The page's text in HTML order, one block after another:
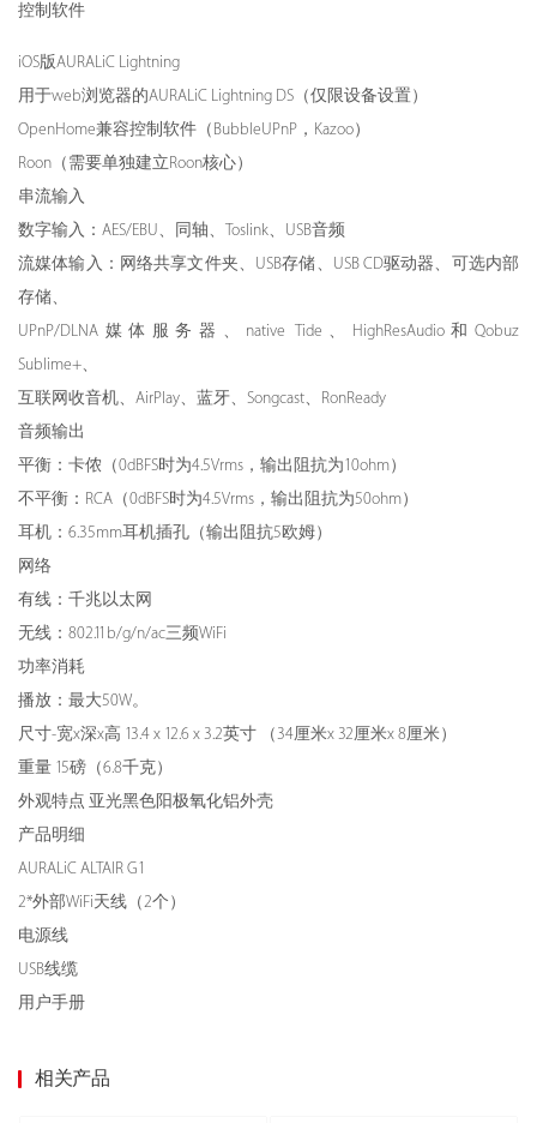
控制软件
iOS版AURALiC Lightning
用于web浏览器的AURALiC Lightning DS（仅限设备设置）
OpenHome兼容控制软件（BubbleUPnP，Kazoo）
Roon（需要单独建立Roon核心）
串流输入
数字输入：AES/EBU、同轴、Toslink、USB音频
流媒体输入：网络共享文件夹、USB存储、USB CD驱动器、可选内部
存储、
UPnP/DLNA媒体服务器、native Tide、HighResAudio和Qobuz
Sublime+、
互联网收音机、AirPlay、蓝牙、Songcast、RonReady
音频输出
平衡：卡侬（0dBFS时为4.5Vrms，输出阻抗为10ohm）
不平衡：RCA（0dBFS时为4.5Vrms，输出阻抗为50ohm）
耳机：6.35mm耳机插孔（输出阻抗5欧姆）
网络
有线：千兆以太网
无线：802.11b/g/n/ac三频WiFi
功率消耗
播放：最大50W。
尺寸-宽x深x高 13.4 x 12.6 x 3.2英寸 （34厘米x 32厘米x 8厘米）
重量 15磅（6.8千克）
外观特点 亚光黑色阳极氧化铝外壳
产品明细
AURALiC ALTAIR G1
2*外部WiFi天线（2个）
电源线
USB线缆
用户手册
相关产品